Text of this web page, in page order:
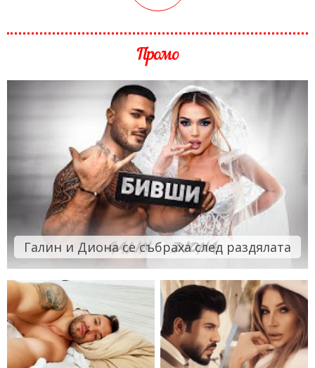
Промо
Галин и Диона се събраха след раздялата